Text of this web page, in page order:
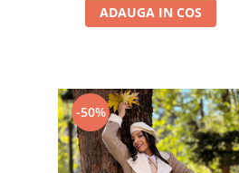
ADAUGA IN COS
-50%